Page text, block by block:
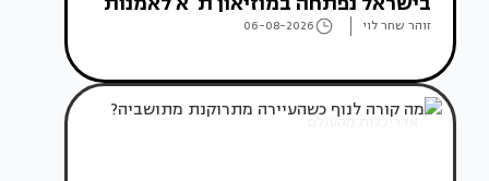
זוהר שחר לוי 06-08-2026
אדריכלות מהעולם